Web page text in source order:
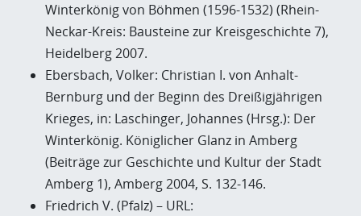
Winterkönig von Böhmen (1596-1532) (Rhein-
Neckar-Kreis: Bausteine zur Kreisgeschichte 7),
Heidelberg 2007.
Ebersbach, Volker: Christian I. von Anhalt-
Bernburg und der Beginn des Dreißigjährigen
Krieges, in: Laschinger, Johannes (Hrsg.): Der
Winterkönig. Königlicher Glanz in Amberg
(Beiträge zur Geschichte und Kultur der Stadt
Amberg 1), Amberg 2004, S. 132-146.
Friedrich V. (Pfalz) – URL: